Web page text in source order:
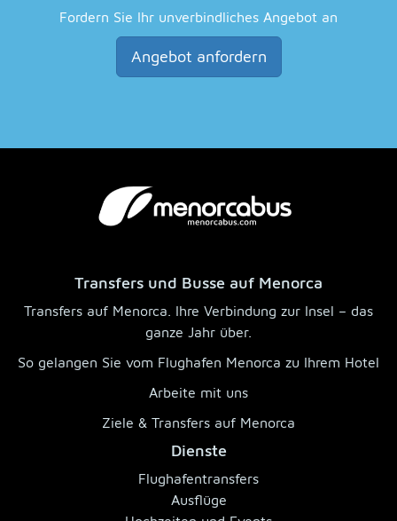
Fordern Sie Ihr unverbindliches Angebot an
Angebot anfordern
Transfers und Busse auf Menorca
Transfers auf Menorca. Ihre Verbindung zur Insel – das
ganze Jahr über.
So gelangen Sie vom Flughafen Menorca zu Ihrem Hotel
Arbeite mit uns
Ziele & Transfers auf Menorca
Dienste
Flughafentransfers
Ausflüge